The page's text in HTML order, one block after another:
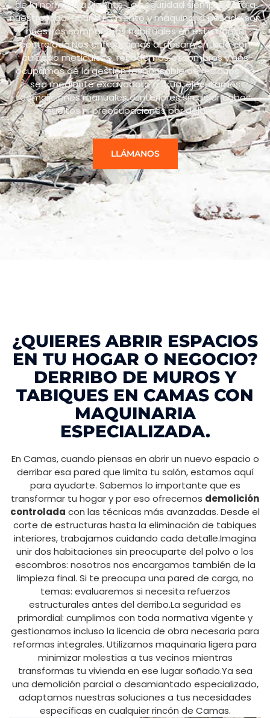
de la normativa vigente. La seguridad siempre está a
nuestro lado: apuntalamiento y maquinaria pesada son
nuestros compañeros habituales en esta danza
controlada.Nos enfrentamos al desamiantado con
cuidado meticuloso, recogemos escombros y nos
ocupamos de la gestión responsable de residuos. Ya
sea mediante excavadora o grúa, ejecutamos
demoliciones manuales e interiores sin dejar cabos
sueltos ni preocupaciones por delante.
LLÁMANOS
¿QUIERES ABRIR ESPACIOS
EN TU HOGAR O NEGOCIO?
DERRIBO DE MUROS Y
TABIQUES EN CAMAS CON
MAQUINARIA
ESPECIALIZADA.
En Camas, cuando piensas en abrir un nuevo espacio o
derribar esa pared que limita tu salón, estamos aquí
para ayudarte. Sabemos lo importante que es
transformar tu hogar y por eso ofrecemos demolición
controlada con las técnicas más avanzadas. Desde el
corte de estructuras hasta la eliminación de tabiques
interiores, trabajamos cuidando cada detalle.Imagina
unir dos habitaciones sin preocuparte del polvo o los
escombros: nosotros nos encargamos también de la
limpieza final. Si te preocupa una pared de carga, no
temas: evaluaremos si necesita refuerzos
estructurales antes del derribo.La seguridad es
primordial: cumplimos con toda normativa vigente y
gestionamos incluso la licencia de obra necesaria para
reformas integrales. Utilizamos maquinaria ligera para
minimizar molestias a tus vecinos mientras
transformas tu vivienda en ese lugar soñado.Ya sea
una demolición parcial o desamiantado especializado,
adaptamos nuestras soluciones a tus necesidades
específicas en cualquier rincón de Camas.